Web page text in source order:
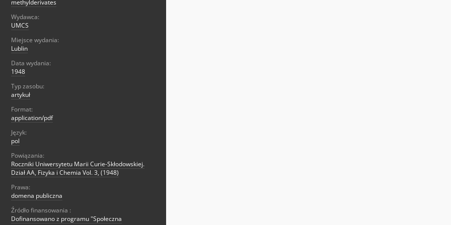
methylderivates
Wydawca:
UMCS
Miejsce wydania:
Lublin
Data wydania:
1948
Typ zasobu:
artykuł
Format:
application/pdf
Język:
pol
Powiązania:
Roczniki Uniwersytetu Marii Curie-Skłodowskiej.
Dział AA, Fizyka i Chemia Vol. 3, (1948)
Prawa:
domena publiczna
Źródło finansowania :
Dofinansowano z programu "Społeczna